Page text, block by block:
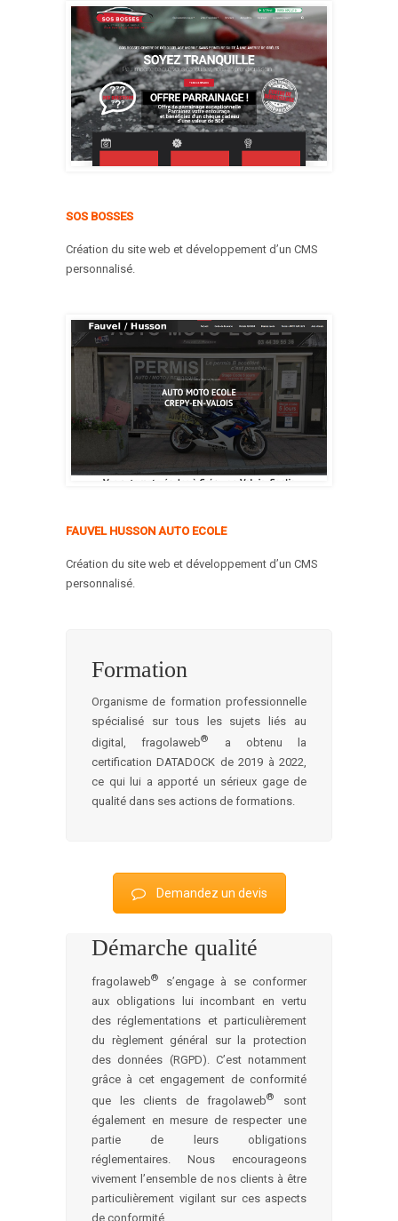
SOS BOSSES
Création du site web et développement d’un CMS
personnalisé.
FAUVEL HUSSON AUTO ECOLE
Création du site web et développement d’un CMS
personnalisé.
Formation
Organisme de formation professionnelle
spécialisé sur tous les sujets liés au
digital, fragolaweb®
a obtenu la
certification DATADOCK de 2019 à 2022,
ce qui lui a apporté un sérieux gage de
qualité dans ses actions de formations.
Demandez un devis
Démarche qualité
fragolaweb®
s’engage à se conformer
aux obligations lui incombant en vertu
des réglementations et particulièrement
du règlement général sur la protection
des données (RGPD). C’est notamment
grâce à cet engagement de conformité
que les clients de fragolaweb®
sont
également en mesure de respecter une
partie de leurs obligations
réglementaires. Nous encourageons
vivement l’ensemble de nos clients à être
particulièrement vigilant sur ces aspects
de conformité.